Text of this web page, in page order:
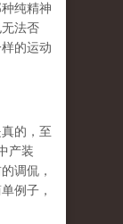
纯精神
法否
的运动
的，至
产装
调侃，
例子，